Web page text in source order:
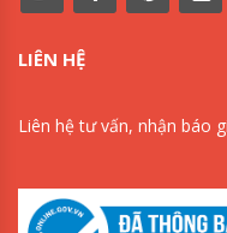
LIÊN HỆ
Liên hệ tư vấn, nhận báo